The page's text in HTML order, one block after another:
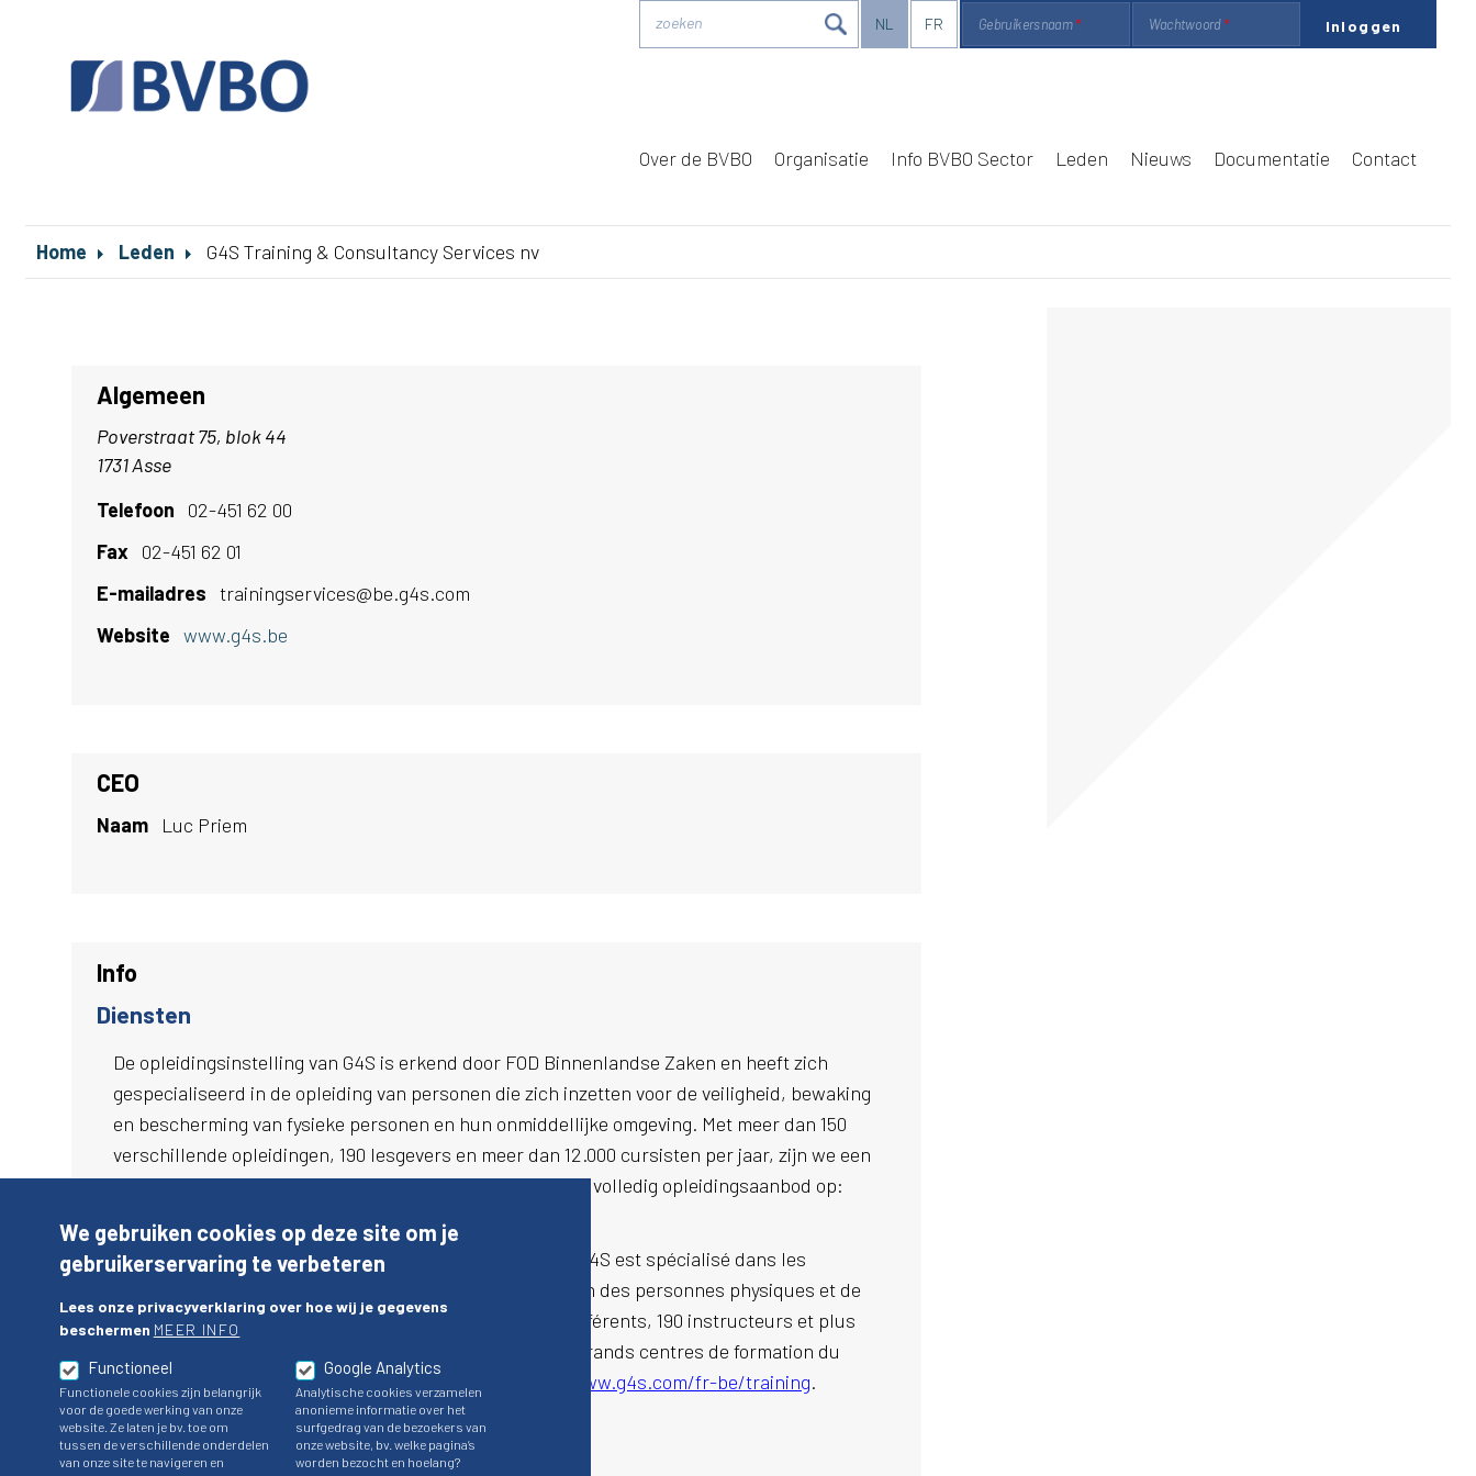
Gebruikersnaam Wachtwoord
NL FR
zoeken
Over de BVBO Organisatie Info BVBO Sector Leden Nieuws Documentatie Contact
Home Leden G4S Training & Consultancy Services nv
Algemeen
Poverstraat 75, blok 44
1731 Asse
Telefoon
02-451 62 00
Fax 02-451 62 01
E-mailadres trainingservices@be.g4s.com
Website www.g4s.be
CEO
Naam Luc Priem
Info
Diensten
De opleidingsinstelling van G4S is erkend door FOD Binnenlandse Zaken en heeft zich
gespecialiseerd in de opleiding van personen die zich inzetten voor de veiligheid, bewaking
en bescherming van fysieke personen en hun onmiddellijke omgeving. Met meer dan 150
verschillende opleidingen, 190 lesgevers en meer dan 12.000 cursisten per jaar, zijn we een
van de grootste trainingscentra van het land. Ontdek ons volledig opleidingsaanbod op:
Agréé par le SPF Intérieur, le centre de compétence de G4S est spécialisé dans les
formations sur la sécurité, le gardiennage et la protection des personnes physiques et de
leur environnement immédiat. Avec plus de 150 cours différents, 190 instructeurs et plus
de 12.000 étudiants par an, nous sommes l'un des plus grands centres de formation du
pays. Découvrez vite notre catalogue complet:
https://www.g4s.com/fr-be/training.
We gebruiken cookies op deze site om je
gebruikerservaring te verbeteren
Lees onze privacyverklaring over hoe wij je gegevens
beschermen MEER INFO
Functioneel
Functionele cookies zijn belangrijk
voor de goede werking van onze
website. Ze laten je bv. toe om
tussen de verschillende onderdelen
van onze site te navigeren en
Google Analytics
Analytische cookies verzamelen
anonieme informatie over het
surfgedrag van de bezoekers van
onze website, bv. welke pagina’s
worden bezocht en hoelang?